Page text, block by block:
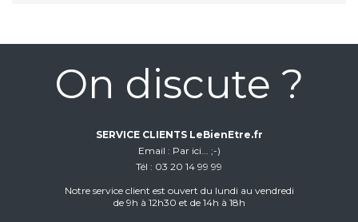
On discute ?
SERVICE CLIENTS LeBienEtre.fr
Email
Par ici... ;-)
Tél
03 20 14 99 99
Notre service client est ouvert du lundi au vendredi
de 9h à 12h30 et de 14h à 18h